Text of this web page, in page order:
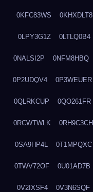
0KFC83WS 0KHXDLT8
0LPY3G1Z 0LTLQ0B4
0NALSI2P 0NFM8HBQ
0P2UDQV4 0P3WEUER
0QLRKCUP 0QO261FR
0RCWTWLK 0RH9C3CH
0SA9HP4L 0T1MPQXC
0TWV72OF 0U01AD7B
0V2IXSF4 0V3N6SQF